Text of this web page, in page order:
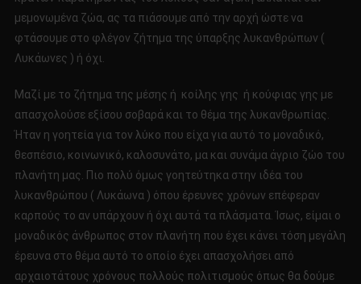
μεμονωμένα ζώα, ας τα πιάσουμε από την αρχή ώστε να
φτάσουμε στο φλέγον ζήτημα της ύπαρξης λυκανθρώπων (
Λυκάωνες ) ή όχι.
Μαζί με το ζήτημα της μέσης ή κοίλης γης ή κούφιας γης με
απασχολούσε εξίσου σοβαρά και το θέμα της λυκανθρωπίας.
Ήταν η γοητεία για τον λύκο που είχα για αυτό το μοναδικό,
θεσπέσιο, κοινωνικό, καλοσυνάτο, μα και συνάμα άγριο ζώο του
πλανήτη μας. Πιο πολύ όμως γοητεύτηκα στην ιδέα του
λυκανθρώπου ( Λυκάωνα ) όπου έρευνες χρόνων επέφεραν
καρπούς το αν υπάρχουν ή όχι αυτά τα πλάσματα. Ίσως, είμαι ο
μοναδικός άνθρωπος στον πλανήτη που έχει κάνει τόση μεγάλη
έρευνα στο θέμα αυτό το οποίο έχει απασχολήσει από
αρχαιοτάτους χρόνους πολλούς πολιτισμούς όπως θα δούμε